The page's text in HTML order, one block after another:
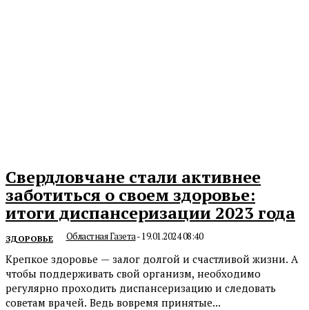
Свердловчане стали активнее
заботиться о своем здоровье:
итоги диспансеризации 2023 года
ЗДОРОВЬЕ Областная Газета-19.01.2024 08:40
Крепкое здоровье — залог долгой и счастливой жизни. А
чтобы поддерживать свой организм, необходимо
регулярно проходить диспансеризацию и следовать
советам врачей. Ведь вовремя принятые...